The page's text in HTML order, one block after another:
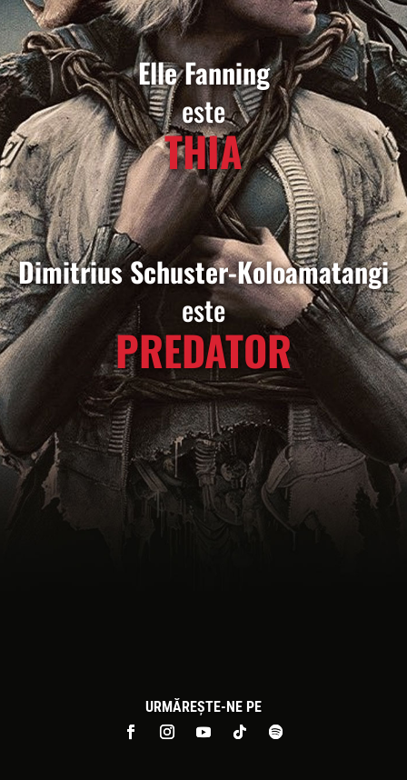
Elle Fanning
este
THIA
Dimitrius Schuster-Koloamatangi
este
PREDATOR
URMĂREȘTE-NE PE